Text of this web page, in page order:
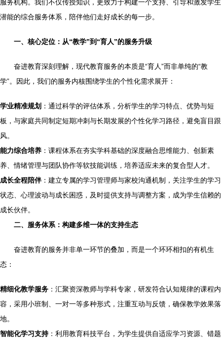
服务机构。我们不仅传授知识，更致力于构建一个支持、引导和激发学生
潜能的综合服务体系，陪伴他们走好成长的每一步。
一、核心定位：从“教学”到“育人”的服务升级
奋进教育深刻理解，现代教育服务的本质是“育人”而非单纯的“教
学”。因此，我们的服务内核围绕学生的个性化需求展开：
学业精准规划 ：通过科学的评估体系，分析学生的学习特点、优势与短
板，与家庭共同制定短期冲刺与长期发展的个性化学习路径，避免盲目跟
风。
能力综合培养 ：课程体系在夯实学科基础的深度融合思维能力、创新素
养、情绪管理与团队协作等软技能训练，培养适应未来的复合型人才。
成长全程陪伴：建立专属的学习管理师与家校沟通机制，关注学生的学习
状态、心理波动与成长困惑，及时提供支持与调整方案，成为学生信赖的
成长伙伴。
二、服务体系：构建多维一体的支持生态
奋进教育的服务并非单一环节的叠加，而是一个环环相扣的有机生
态：
精细化教学服务 ：汇聚资深教师与学科专家，研发符合认知规律的课程内
容，采用小班制、一对一等多种形式，注重互动与反馈，确保教学效果落
地。
智能化学习支持：利用教育科技平台，为学生提供自适应学习资源、错题